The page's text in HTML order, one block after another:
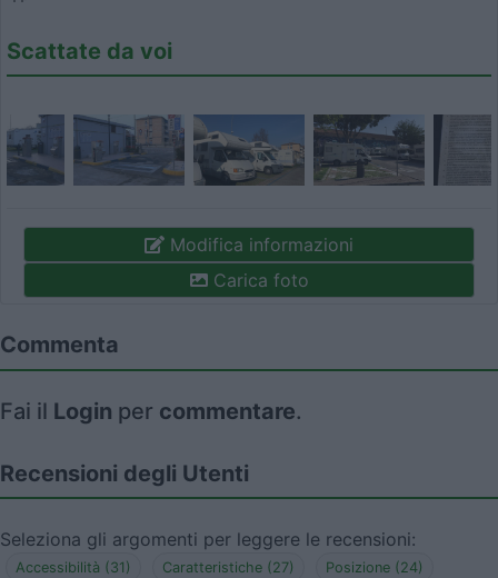
Scattate da voi
Modifica informazioni
Carica foto
Commenta
Fai il Login per commentare.
Recensioni degli Utenti
Seleziona gli argomenti per leggere le recensioni:
Accessibilità (31) Caratteristiche (27)
Posizione (24)